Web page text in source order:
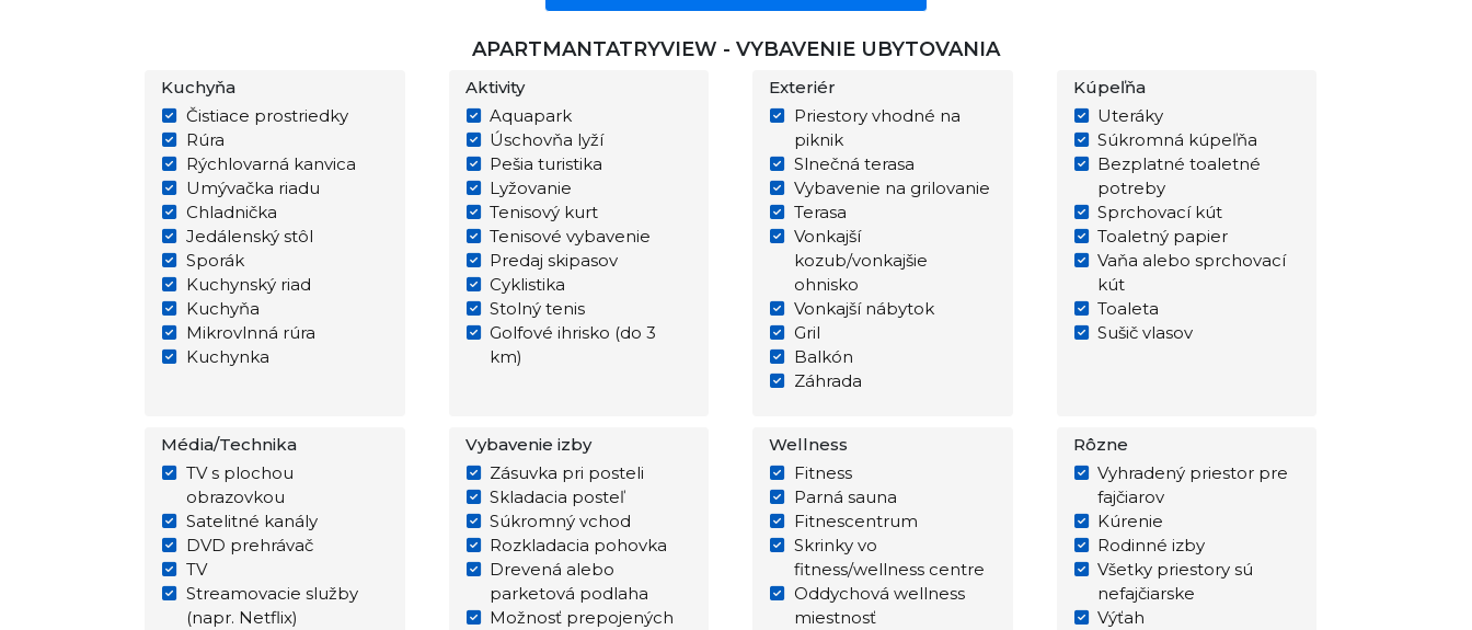
APARTMANTATRYVIEW - VYBAVENIE UBYTOVANIA
Kuchyňa
Čistiace prostriedky
Rúra
Rýchlovarná kanvica
Umývačka riadu
Chladnička
Jedálenský stôl
Sporák
Kuchynský riad
Kuchyňa
Mikrovlnná rúra
Kuchynka
Aktivity
Aquapark
Úschovňa lyží
Pešia turistika
Lyžovanie
Tenisový kurt
Tenisové vybavenie
Predaj skipasov
Cyklistika
Stolný tenis
Golfové ihrisko (do 3
km)
Exteriér
Priestory vhodné na
piknik
Slnečná terasa
Vybavenie na grilovanie
Terasa
Vonkajší
kozub/vonkajšie
ohnisko
Vonkajší nábytok
Gril
Balkón
Záhrada
Kúpeľňa
Uteráky
Súkromná kúpeľňa
Bezplatné toaletné
potreby
Sprchovací kút
Toaletný papier
Vaňa alebo sprchovací
kút
Toaleta
Sušič vlasov
Média/Technika
TV s plochou
obrazovkou
Satelitné kanály
DVD prehrávač
TV
Streamovacie služby
(napr. Netflix)
Vybavenie izby
Zásuvka pri posteli
Skladacia posteľ
Súkromný vchod
Rozkladacia pohovka
Drevená alebo
parketová podlaha
Možnosť prepojených
Wellness
Fitness
Parná sauna
Fitnescentrum
Skrinky vo
fitness/wellness centre
Oddychová wellness
miestnosť
Rôzne
Vyhradený priestor pre
fajčiarov
Kúrenie
Rodinné izby
Všetky priestory sú
nefajčiarske
Výťah